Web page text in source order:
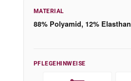
MATERIAL
88% Polyamid, 12% Elasthan
PFLEGEHINWEISE